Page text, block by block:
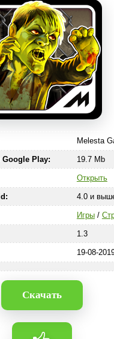
Melesta
Play: 19.7 Mb
Открыть
4.0 и
Игры/
1.3
19-08-
Скачать